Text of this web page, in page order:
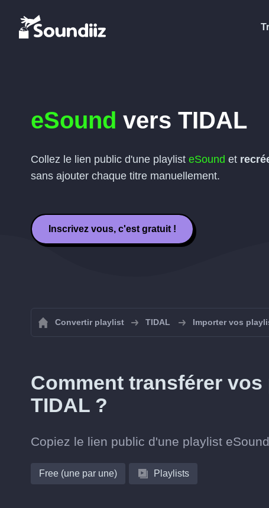
eSound vers TIDAL
Collez le lien public d'une playlist eSound et
sans ajouter chaque titre manuellement.
Inscrivez vous, c'est gratuit !
Convertir playlist TIDAL Importer vos
Comment transférer
TIDAL ?
Copiez le lien public d'une playlist
Free (une par une) Playlists